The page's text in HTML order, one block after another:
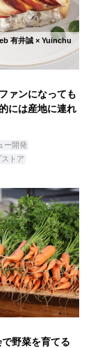
有井誠 × Yuinchu
ァンになっても
には産地に連れ
ー開発
トア
野菜を育てる